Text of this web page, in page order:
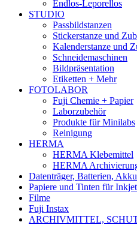
Endlos-Leporellos
STUDIO
Passbildstanzen
Stickerstanze und
Kalenderstanze und
Schneidemaschinen
Bildpräsentation
Etiketten + Mehr
FOTOLABOR
Fuji Chemie + Papier
Laborzubehör
Produkte für Minilabs
Reinigung
HERMA
HERMA Klebemittel
HERMA
Datenträger, Batterien,
Papiere und Tinten für
Filme
Fuji Instax
ARCHIVMITTEL,